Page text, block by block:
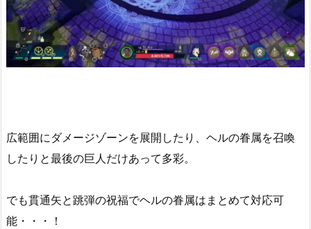
広範囲にダメージゾーンを展開したり、ヘルの眷属を召喚
したりと最後の巨人だけあって多彩。
でも貫通矢と跳弾の祝福でヘルの眷属はまとめて対応可
能・・・！